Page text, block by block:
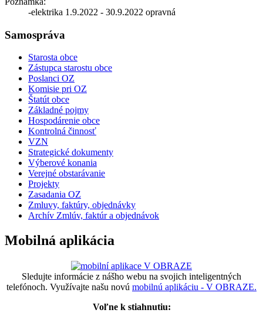
-elektrika 1.9.2022 - 30.9.2022 opravná
Samospráva
Starosta obce
Zástupca starostu obce
Poslanci OZ
Komisie pri OZ
Štatút obce
Základné pojmy
Hospodárenie obce
Kontrolná činnosť
VZN
Strategické dokumenty
Výberové konania
Verejné obstarávanie
Projekty
Zasadania OZ
Zmluvy, faktúry, objednávky
Archív Zmlúv, faktúr a objednávok
Mobilná aplikácia
Sledujte informácie z nášho webu na svojich inteligentných
telefónoch. Využívajte našu novú mobilnú aplikáciu - V OBRAZE.
Voľne k stiahnutiu: